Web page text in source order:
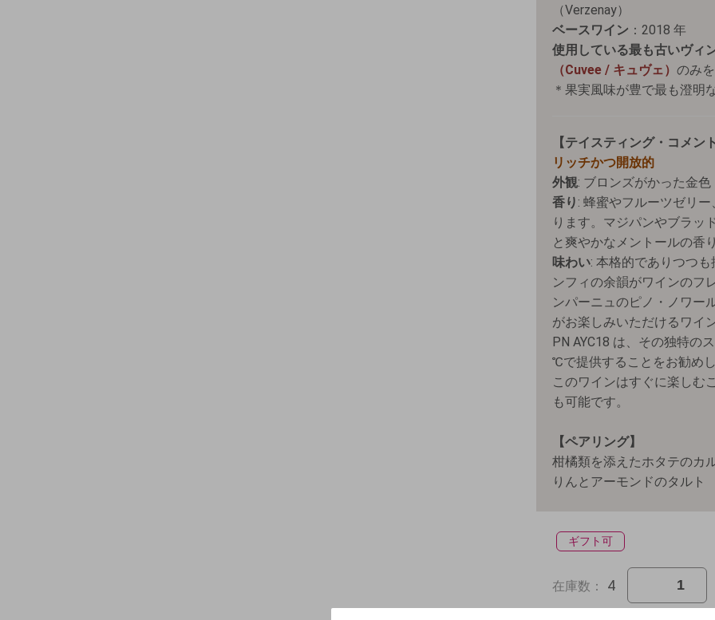
（Verzenay）
ベースワイン ：2018 年
使用している最も古いヴィ
（Cuvee / キュヴェ） のみ
＊果実風味が豊で最も澄明
【テイスティング・コメン
リッチかつ開放的
外観: ブロンズがかった金色
香り : 蜂蜜やフルーツゼリ
ります。マジパンやブラッ
と爽やかなメントールの香
味わい: 本格的でありつつ
ンフィの余韻がワインのフ
ンパーニュのピノ・ノワー
がお楽しみいただけるワイ
PN AYC18 は、その独特の
℃で提供することをお勧めし
このワインはすぐに楽しむ
も可能です。
【ペアリング】
柑橘類を添えたホタテのカ
りんとアーモンドのタルト
ギフト可
在庫数： 4